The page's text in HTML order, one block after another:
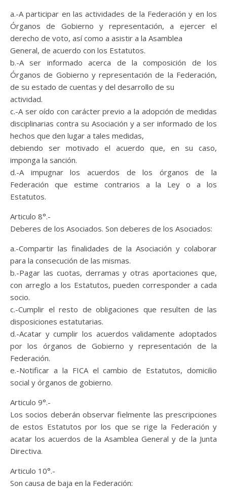
a.-A participar en las actividades de la Federación y en los
Órganos de Gobierno y representación, a ejercer el
derecho de voto, así como a asistir a la Asamblea
General, de acuerdo con los Estatutos.
b.-A ser informado acerca de la composición de los
Órganos de Gobierno y representación de la Federación,
de su estado de cuentas y del desarrollo de su
actividad.
c.-A ser oído con carácter previo a la adopción de medidas
disciplinarias contra su Asociación y a ser informado de los
hechos que den lugar a tales medidas,
debiendo ser motivado el acuerdo que, en su caso,
imponga la sanción.
d.-A impugnar los acuerdos de los órganos de la
Federación que estime contrarios a la Ley o a los
Estatutos.
Articulo 8°.-
Deberes de los Asociados. Son deberes de los Asociados:
a.-Compartir las finalidades de la Asociación y colaborar
para la consecución de las mismas.
b.-Pagar las cuotas, derramas y otras aportaciones que,
con arreglo a los Estatutos, pueden corresponder a cada
socio.
c.-Cumplir el resto de obligaciones que resulten de las
disposiciones estatutarias.
d.-Acatar y cumplir los acuerdos validamente adoptados
por los órganos de Gobierno y representación de la
Federación.
e.-Notificar a la FICA el cambio de Estatutos, domicilio
social y órganos de gobierno.
Articulo 9°.-
Los socios deberán observar fielmente las prescripciones
de estos Estatutos por los que se rige la Federación y
acatar los acuerdos de la Asamblea General y de la Junta
Directiva.
Articulo 10°.-
Son causa de baja en la Federación: